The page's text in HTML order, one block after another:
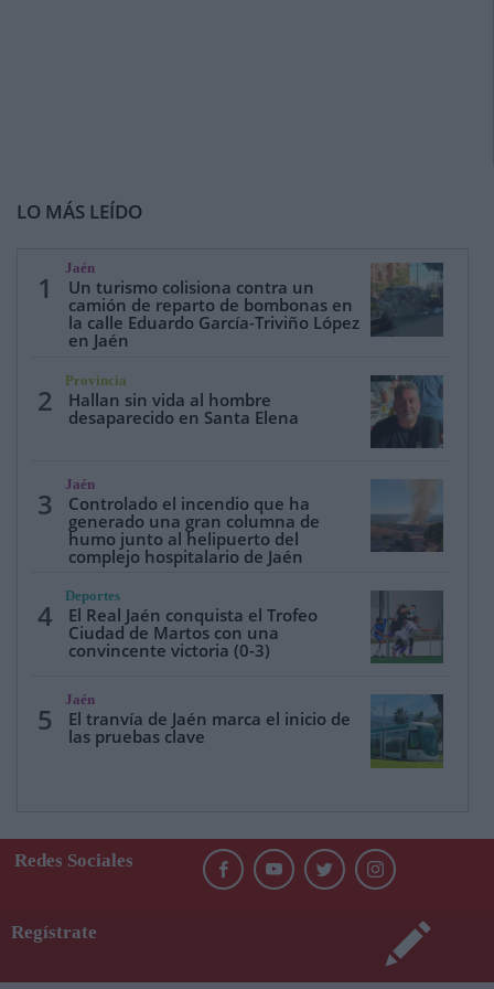
LO MÁS LEÍDO
1
Jaén
Un turismo colisiona contra un
camión de reparto de bombonas en
la calle Eduardo García-Triviño López
en Jaén
2
Provincia
Hallan sin vida al hombre
desaparecido en Santa Elena
3
Jaén
Controlado el incendio que ha
generado una gran columna de
humo junto al helipuerto del
complejo hospitalario de Jaén
4
Deportes
El Real Jaén conquista el Trofeo
Ciudad de Martos con una
convincente victoria (0-3)
5
Jaén
El tranvía de Jaén marca el inicio de
las pruebas clave
Redes Sociales
Regístrate